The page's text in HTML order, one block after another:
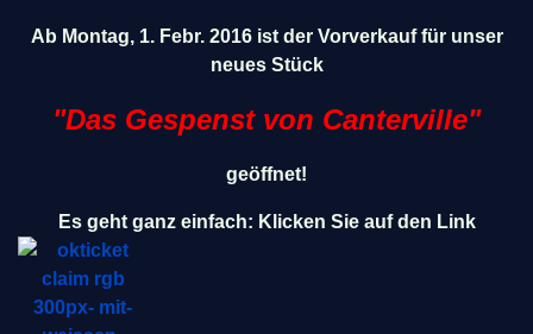
Ab Montag, 1. Febr. 2016 ist der Vorverkauf für unser
neues Stück
"Das Gespenst von Canterville"
geöffnet!
Es geht ganz einfach: Klicken Sie auf den Link